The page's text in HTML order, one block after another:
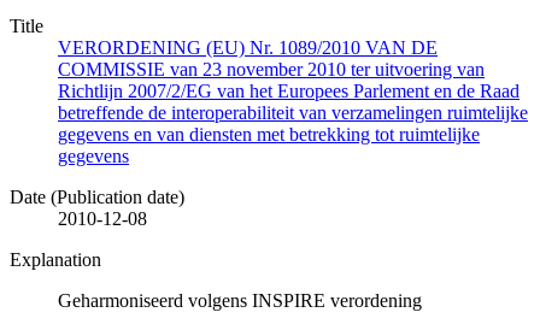
Title
VERORDENING (EU) Nr. 1089/2010 VAN DE
COMMISSIE van 23 november 2010 ter uitvoering van
Richtlijn 2007/2/EG van het Europees Parlement en de Raad
betreffende de interoperabiliteit van verzamelingen ruimtelijke
gegevens en van diensten met betrekking tot ruimtelijke
gegevens
Date (Publication date)
2010-12-08
Explanation
Geharmoniseerd volgens INSPIRE verordening